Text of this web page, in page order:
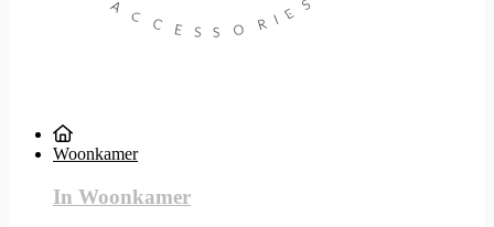
Woonkamer
In Woonkamer